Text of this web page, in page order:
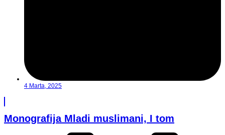
4 Marta, 2025
Monografija Mladi muslimani, I tom